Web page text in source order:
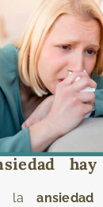
hay
laansiedad